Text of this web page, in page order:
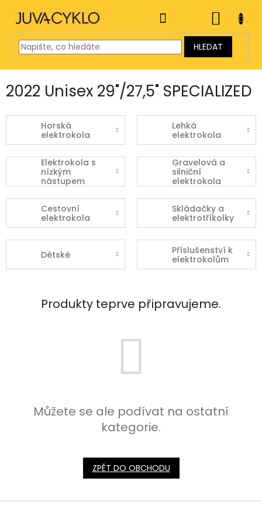
obsah
HLEDAT
KOŠÍK
2022 Unisex 29"/27,5" SPECIALIZED
Horská
elektrokola
Lehká
elektrokola
Elektrokola s
nízkým
nástupem
Gravelová a
silniční
elektrokola
Cestovní
elektrokola
Skládačky a
elektrotříkolky
Dětské
Příslušenství k
elektrokolům
Produkty teprve připravujeme.
Můžete se ale podívat na ostatní
kategorie.
ZPĚT DO OBCHODU
Z